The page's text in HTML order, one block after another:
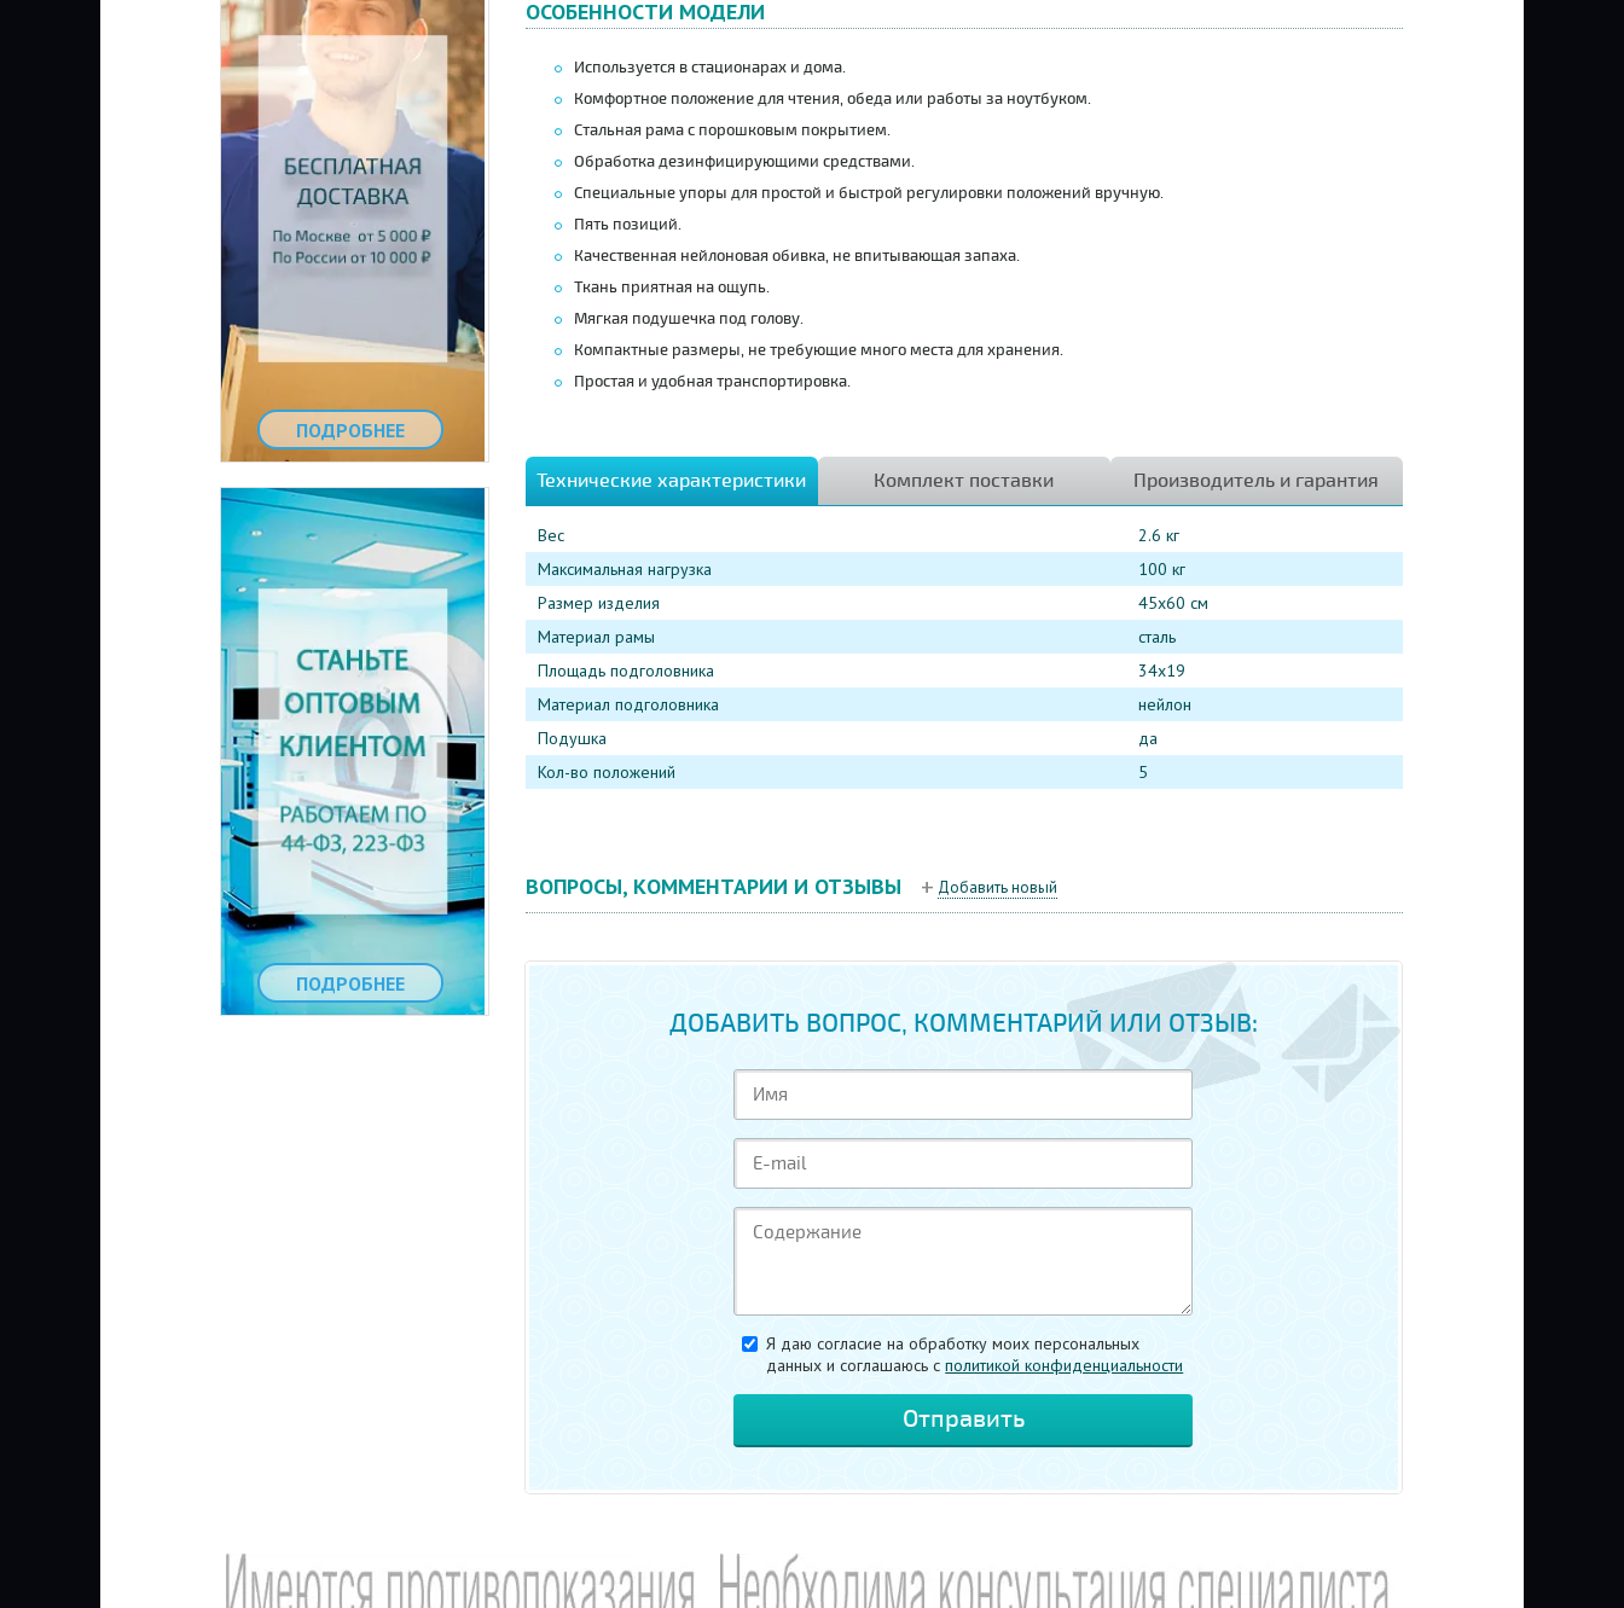
ПОДРОБНЕЕ
ПОДРОБНЕЕ
ОСОБЕННОСТИ МОДЕЛИ
Используется в стационарах и дома.
Комфортное положение для чтения, обеда или работы за ноутбуком.
Стальная рама с порошковым покрытием.
Обработка дезинфицирующими средствами.
Специальные упоры для простой и быстрой регулировки положений вручную.
Пять позиций.
Качественная нейлоновая обивка, не впитывающая запаха.
Ткань приятная на ощупь.
Мягкая подушечка под голову.
Компактные размеры, не требующие много места для хранения.
Простая и удобная транспортировка.
Технические характеристики Комплект поставки Производитель и гарантия
Вес
2.6 кг
Максимальная нагрузка
100 кг
Размер изделия
45х60 см
Материал рамы
сталь
Площадь подголовника
34х19
Материал подголовника
нейлон
Подушка
да
Кол-во положений
5
ВОПРОСЫ, КОММЕНТАРИИ И ОТЗЫВЫ Добавить новый
ДОБАВИТЬ ВОПРОС, КОММЕНТАРИЙ ИЛИ ОТЗЫВ:
Я даю согласие на обработку моих персональных
данных и соглашаюсь cполитикой конфиденциальности